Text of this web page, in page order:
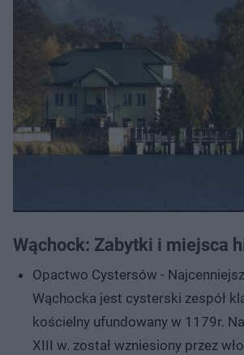
Wąchock: Zabytki i miejsca
Opactwo Cystersów -
Wąchocka jest cysterski zespół
kościelny ufundowany w 1179r.
XIII w. został wzniesiony przez